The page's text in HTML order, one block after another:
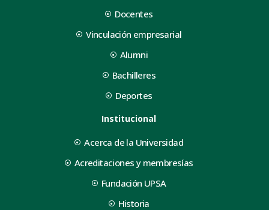
Docentes
Vinculación empresarial
Alumni
Bachilleres
Deportes
Institucional
Acerca de la Universidad
Acreditaciones y membresías
Fundación UPSA
Historia